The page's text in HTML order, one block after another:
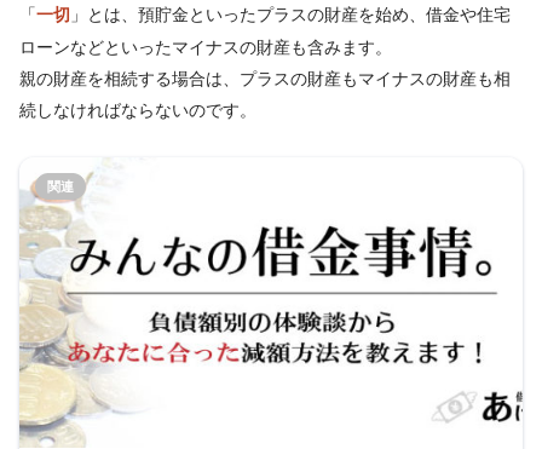
「一切 」とは、預貯金といったプラスの財産を始め、借金や住宅
ローンなどといったマイナスの財産も含みます。
親の財産を相続する場合は、プラスの財産もマイナスの財産も相
続しなければならないのです。